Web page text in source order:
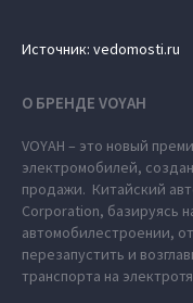
Источник: vedomosti.ru
О БРЕНДЕ VOYAH
VOYAH – это новый
электромобилей,
продажи. Китайский
Corporation, базируясь
автомобилестроении,
перезапустить и
транспорта на